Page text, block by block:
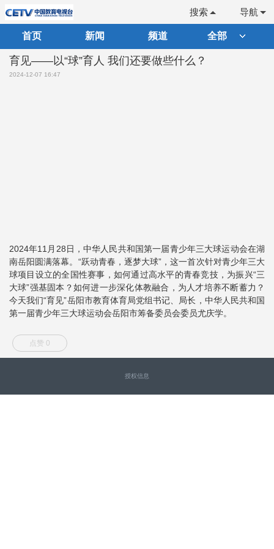
导航
搜索
首页 新闻 频道 全部
育见——以“球”育人 我们还要做些什么？
2024-12-07 16:47
2024年11月28日，中华人民共和国第一届青少年三大球运动会在湖
南岳阳圆满落幕。“跃动青春，逐梦大球”，这一首次针对青少年三大
球项目设立的全国性赛事，如何通过高水平的青春竞技，为振兴“三
大球”强基固本？如何进一步深化体教融合，为人才培养不断蓄力？
今天我们“育见”岳阳市教育体育局党组书记、局长，中华人民共和国
第一届青少年三大球运动会岳阳市筹备委员会委员尤庆学。
点赞 0
授权信息